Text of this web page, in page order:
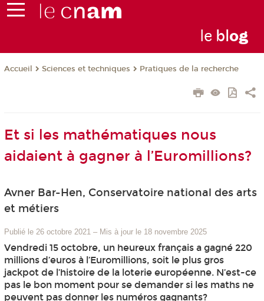
le blog
Accueil Sciences et techniques Pratiques de la recherche
Et si les mathématiques nous
aidaient à gagner à l’Euromillions?
Avner Bar-Hen, Conservatoire national des arts
et métiers
Publié le 26 octobre 2021 – Mis à jour le 18 novembre 2025
Vendredi 15 octobre, un heureux français a gagné 220
millions d’euros à l’Euromillions, soit le plus gros
jackpot de l’histoire de la loterie européenne. N’est-ce
pas le bon moment pour se demander si les maths ne
peuvent pas donner les numéros gagnants?